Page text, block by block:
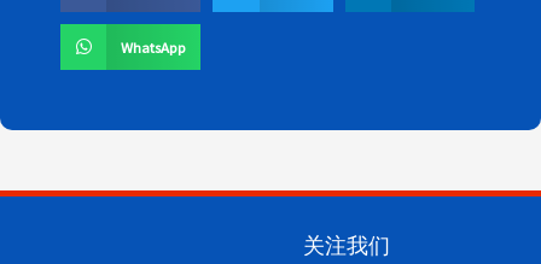
WhatsApp
关注我们